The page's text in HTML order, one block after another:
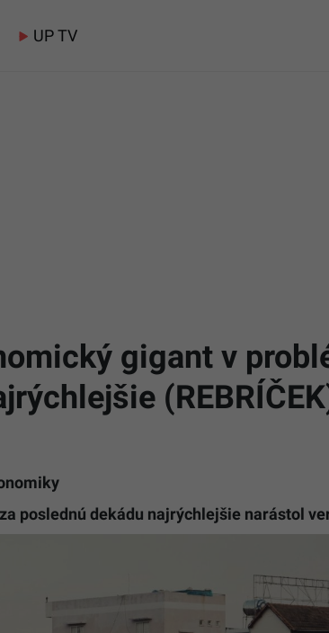
UP TV
gigant v
poslednú dekádu najrýchlejšie narástol